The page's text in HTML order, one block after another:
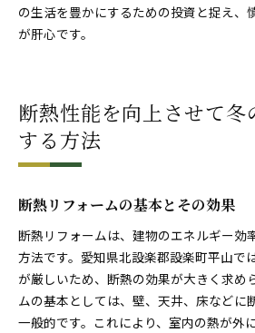
の生活を豊かにするための投資と捉え、
が肝心です。
断熱性能を向上させて冬
する方法
断熱リフォームの基本とその効果
断熱リフォームは、建物のエネルギー効
方法です。愛知県北設楽郡設楽町平山で
が厳しいため、断熱の効果が大きく求め
ムの基本としては、壁、天井、床などに
一般的です。これにより、室内の熱が外